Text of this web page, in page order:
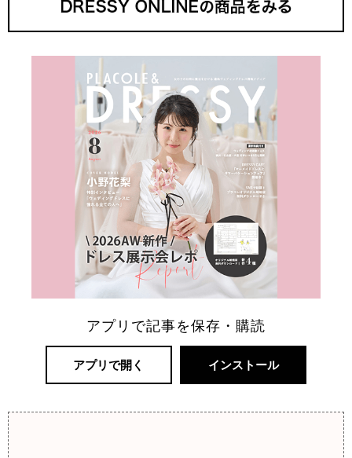
アプリで記事を保存・購読
アプリで開く インストール